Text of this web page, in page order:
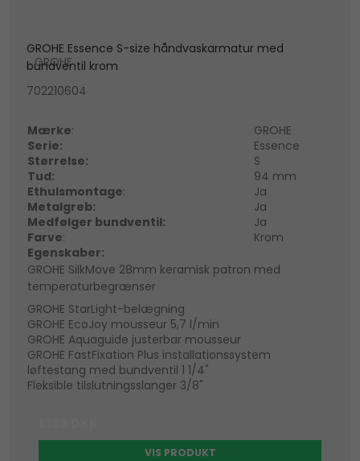
GROHE Essence S-size håndvaskarmatur med
bundventil krom
GROHE
702210604
Mærke:
GROHE
Serie:
Essence
Størrelse:
S
Tud:
94 mm
Ethulsmontage:
Ja
Metalgreb:
Ja
Medfølger bundventil:
Ja
Farve:
Krom
Egenskaber:
GROHE SilkMove 28mm keramisk patron med
temperaturbegrænser
GROHE StarLight-belægning
GROHE EcoJoy mousseur 5,7 l/min
GROHE Aquaguide justerbar mousseur
GROHE FastFixation Plus installationssystem
løftestang med bundventil 1 1/4"
Fleksible tilslutningsslanger 3/8"
VIS PRODUKT